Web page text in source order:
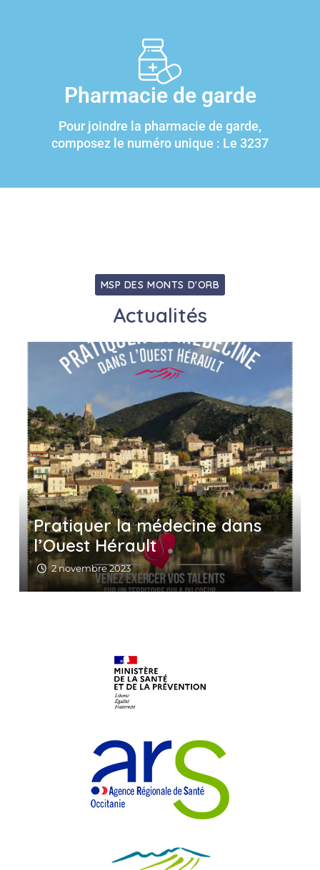
Pharmacie de garde
Pour joindre la pharmacie de garde,
composez le numéro unique : Le 3237
MSP DES MONTS D'ORB
Actualités
Pratiquer la médecine dans
l’Ouest Hérault
2 novembre 2023